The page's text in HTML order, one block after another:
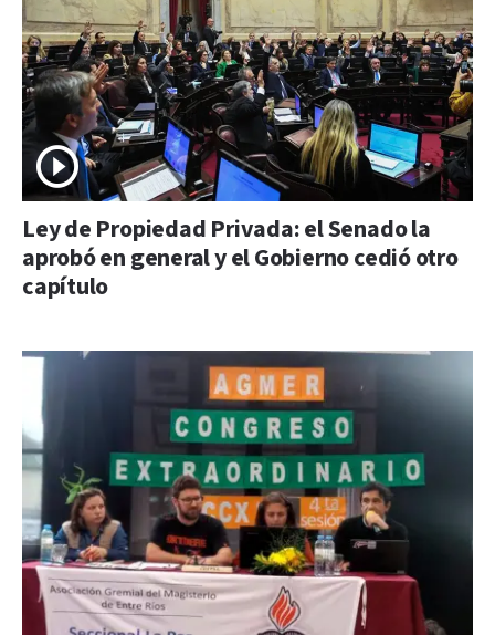
Ley de Propiedad Privada: el Senado la
aprobó en general y el Gobierno cedió otro
capítulo